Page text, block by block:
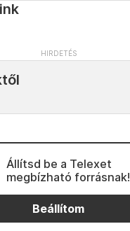
Állítsd be a Telexet
megbízható forrásnak!
Beállítom